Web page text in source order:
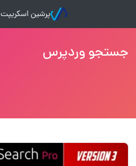
پرشین اسکریپت
جستجو وردپرس